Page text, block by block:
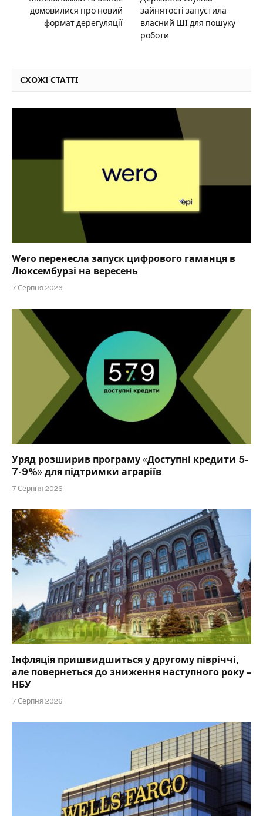
домовилися про новий
формат дерегуляції
зайнятості запустила
власний ШІ для пошуку
роботи
СХОЖІ СТАТТІ
Wero перенесла запуск цифрового гаманця в
Люксембурзі на вересень
7 Серпня 2026
Уряд розширив програму «Доступні кредити 5-
7-9%» для підтримки аграріїв
7 Серпня 2026
Інфляція пришвидшиться у другому півріччі,
але повернеться до зниження наступного року –
НБУ
7 Серпня 2026